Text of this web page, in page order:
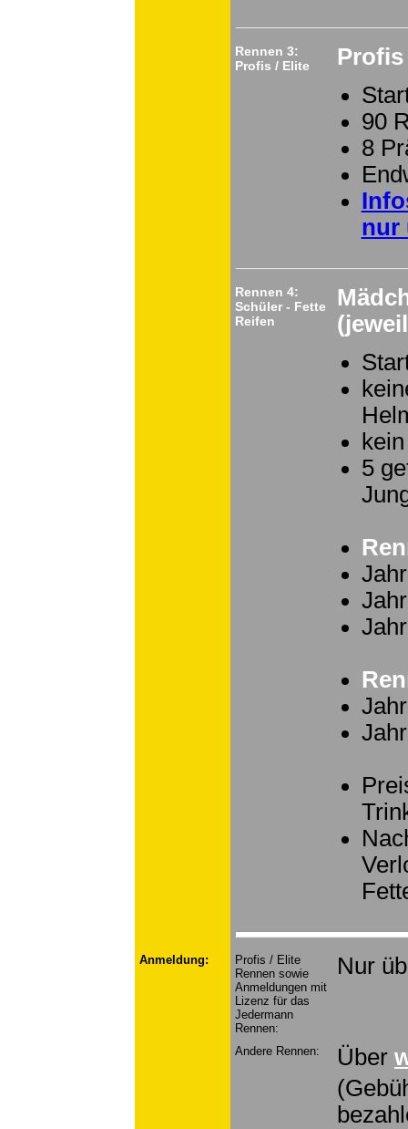
Rennen 3:
Profis / Elite
90
8
nur
Rennen 4:
Schüler - Fette
Reifen
5
Anmeldung:
Profis / Elite
Rennen sowie
Anmeldungen mit
Lizenz für das
Jedermann
Rennen:
Nur
Andere Rennen: Über